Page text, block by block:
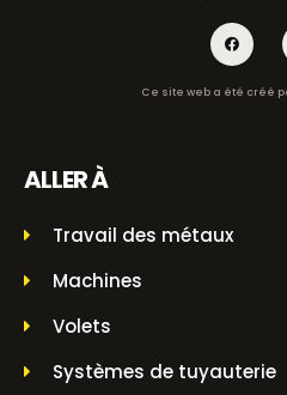
Ce site web a été créé
ALLER À
Travail des métaux
Machines
Volets
Systèmes de tuyauterie